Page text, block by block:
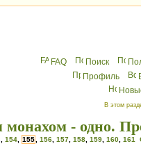
FAQ Поиск
Профиль
В этом
- одно.
154 155 156 157 158 159 160 161